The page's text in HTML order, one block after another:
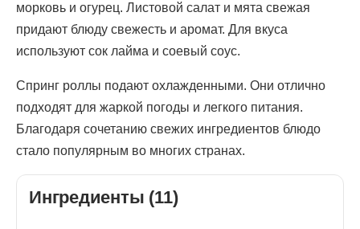
морковь и огурец. Листовой салат и мята свежая
придают блюду свежесть и аромат. Для вкуса
используют сок лайма и соевый соус.
Спринг роллы подают охлажденными. Они отлично
подходят для жаркой погоды и легкого питания.
Благодаря сочетанию свежих ингредиентов блюдо
стало популярным во многих странах.
Ингредиенты (11)